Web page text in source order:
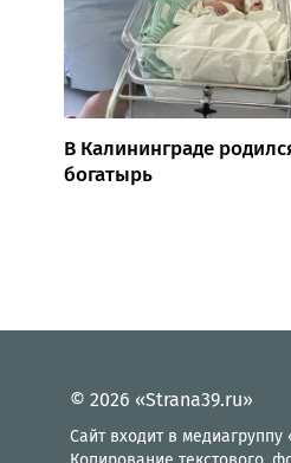
В Калининграде
богатырь
© 2026 «Strana39.ru»
Сайт входит в медиагруппу